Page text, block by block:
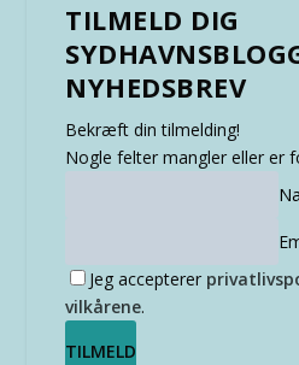
TILMELD DIG
NYHEDSBREV
Bekræft din tilmelding!
Nogle felter mangler eller er
Jeg accepterer
vilkårene.